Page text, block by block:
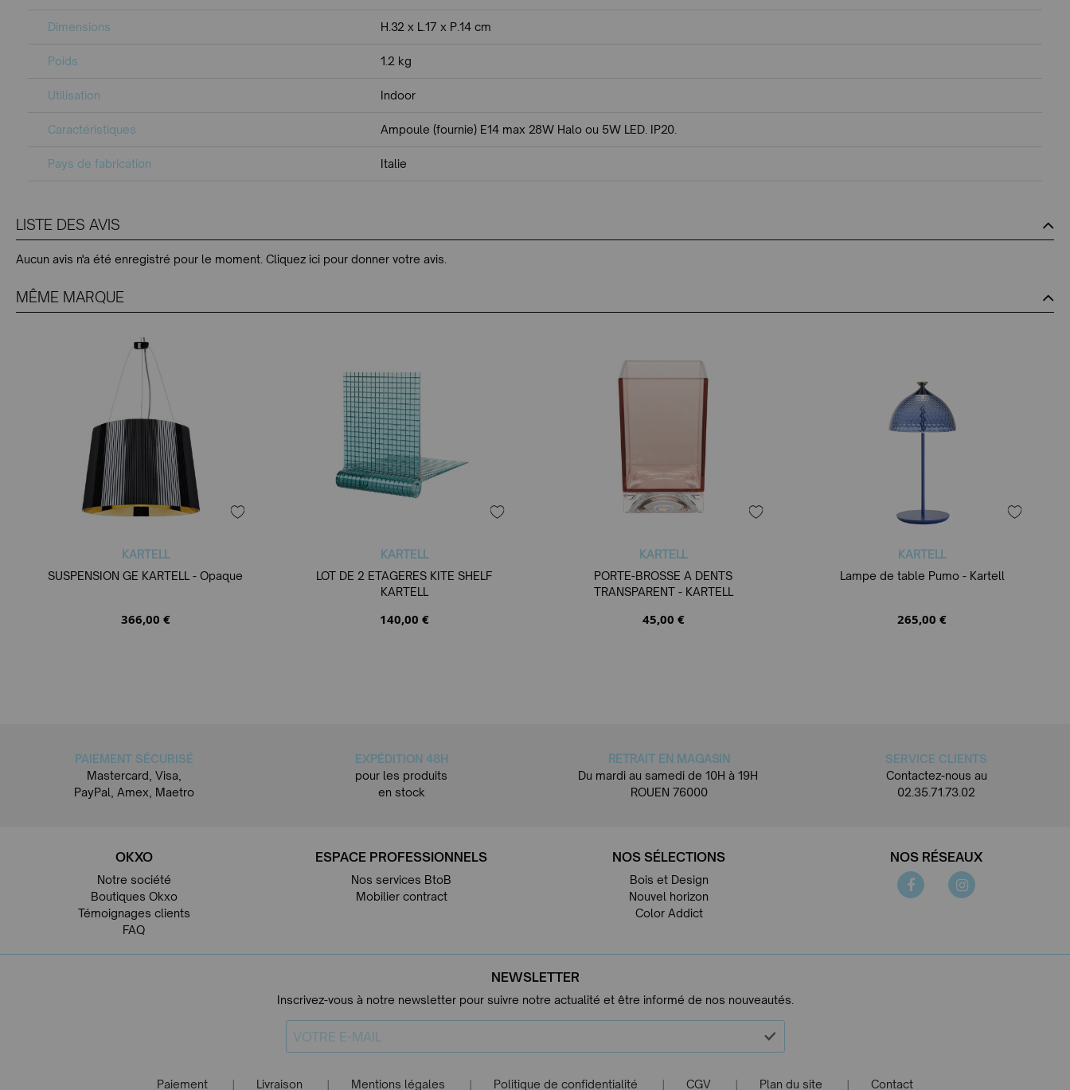
Dimensions H.32 x L.17 x P.14 cm
Poids 1.2 kg
Utilisation Indoor
Caractéristiques Ampoule (fournie) E14 max 28W Halo ou 5W LED. IP20.
Pays de fabrication Italie
LISTE DES AVIS
Aucun avis n'a été enregistré pour le moment. Cliquez ici pour donner votre avis.
MÊME MARQUE
KARTELL
SUSPENSION GE KARTELL - Opaque
366,00 €
KARTELL
LOT DE 2 ETAGERES KITE SHELF
KARTELL
140,00 €
KARTELL
PORTE-BROSSE A DENTS
TRANSPARENT - KARTELL
45,00 €
KARTELL
Lampe de table Pumo - Kartell
265,00 €
PAIEMENT SÉCURISÉ
Mastercard, Visa,
PayPal, Amex, Maetro
EXPÉDITION 48H
pour les produits
en stock
RETRAIT EN MAGASIN
Du mardi au samedi de 10H à 19H
ROUEN 76000
SERVICE CLIENTS
Contactez-nous au
02.35.71.73.02
OKXO
Notre société
Boutiques Okxo
Témoignages clients
FAQ
ESPACE PROFESSIONNELS
Nos services BtoB
Mobilier contract
NOS SÉLECTIONS
Bois et Design
Nouvel horizon
Color Addict
NOS RÉSEAUX
NEWSLETTER
Inscrivez-vous à notre newsletter pour suivre notre actualité et être informé de nos nouveautés.
Paiement Livraison Mentions légales Politique de confidentialité CGV Plan du site Contact